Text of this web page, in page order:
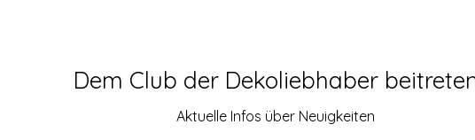
Dem Club der Dekoliebhaber
Aktuelle Infos über Neuigkeiten